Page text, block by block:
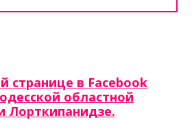
странице в Facebook
областной
Лорткипанидзе.